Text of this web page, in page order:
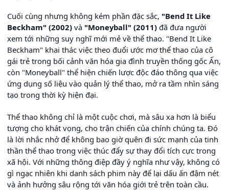
Cuối cùng nhưng không kém phần đặc sắc, "Bend It Like
Beckham" (2002) và "Moneyball" (2011) đã đưa người
xem tới những suy nghĩ mới mẻ về thể thao. "Bend It Like
Beckham" khai thác việc theo đuổi ước mơ thể thao của cô
gái trẻ trong bối cảnh văn hóa gia đình truyền thống gốc Ấn,
còn "Moneyball" thể hiện chiến lược độc đáo thông qua việc
ứng dụng số liệu vào quản lý thể thao, mở ra tầm nhìn sáng
tạo trong thời kỳ hiện đại.
Thể thao không chỉ là một cuộc chơi, mà sâu xa hơn là biểu
tượng cho khát vọng, cho trận chiến của chính chúng ta. Đó
là lời nhắc nhở để không bao giờ quên đi sức mạnh của tinh
thần thể thao trong việc thúc đẩy sự thay đổi tích cực trong
xã hội. Với những thông điệp đầy ý nghĩa như vậy, không có
gì ngạc nhiên khi danh sách phim này để lại dấu ấn đậm nét
và ảnh hưởng sâu rộng tới văn hóa giới trẻ trên toàn cầu.